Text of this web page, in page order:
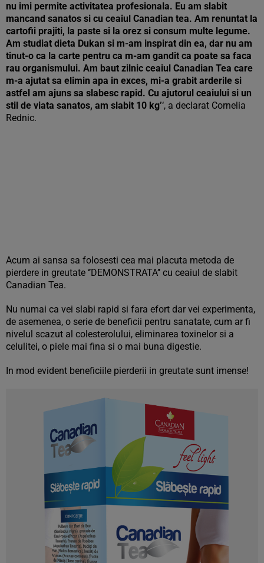
nu imi permite activitatea profesionala. Eu am slabit
mancand sanatos si cu ceaiul Canadian tea. Am renuntat la
cartofii prajiti, la paste si la orez si consum multe legume.
Am studiat dieta Dukan si m-am inspirat din ea, dar nu am
tinut-o ca la carte pentru ca m-am gandit ca poate sa faca
rau organismului. Am baut zilnic ceaiul Canadian Tea care
m-a ajutat sa elimin apa in exces, mi-a grabit arderile si
astfel am ajuns sa slabesc rapid. Cu ajutorul ceaiului si un
stil de viata sanatos, am slabit 10 kg’‘, a declarat Cornelia
Rednic.
Acum ai sansa sa folosesti cea mai placuta metoda de
pierdere in greutate ‘’DEMONSTRATA’’ cu ceaiul de slabit
Canadian Tea.
Nu numai ca vei slabi rapid si fara efort dar vei experimenta,
de asemenea, o serie de beneficii pentru sanatate, cum ar fi
nivelul scazut al colesterolului, eliminarea toxinelor si a
celulitei, o piele mai fina si o mai buna digestie.
In mod evident beneficiile pierderii in greutate sunt imense!